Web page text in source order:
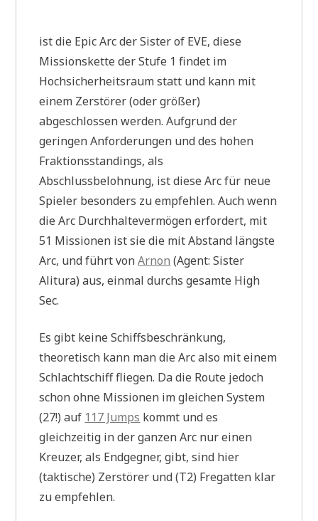
ist die Epic Arc der Sister of EVE, diese
Missionskette der Stufe 1 findet im
Hochsicherheitsraum statt und kann mit
einem Zerstörer (oder größer)
abgeschlossen werden. Aufgrund der
geringen Anforderungen und des hohen
Fraktionsstandings, als
Abschlussbelohnung, ist diese Arc für neue
Spieler besonders zu empfehlen. Auch wenn
die Arc Durchhaltevermögen erfordert, mit
51 Missionen ist sie die mit Abstand längste
Arc, und führt vonArnon (Agent: Sister
Alitura) aus, einmal durchs gesamte High
Sec.
Es gibt keine Schiffsbeschränkung,
theoretisch kann man die Arc also mit einem
Schlachtschiff fliegen. Da die Route jedoch
schon ohne Missionen im gleichen System
(27!) auf 117 Jumps kommt und es
gleichzeitig in der ganzen Arc nur einen
Kreuzer, als Endgegner, gibt, sind hier
(taktische) Zerstörer und (T2) Fregatten klar
zu empfehlen.